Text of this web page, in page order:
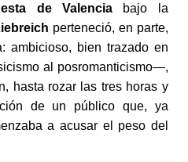
de Valencia bajo la
perteneció, en parte,
ambicioso, bien trazado en
al posromanticismo—,
hasta rozar las tres horas y
de un público que, ya
a acusar el peso del